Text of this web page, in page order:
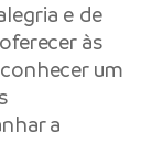
e de
às
um
a